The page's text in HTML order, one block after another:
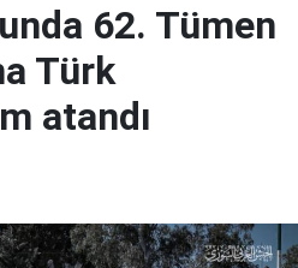
62. Tümen
Türk
atandı